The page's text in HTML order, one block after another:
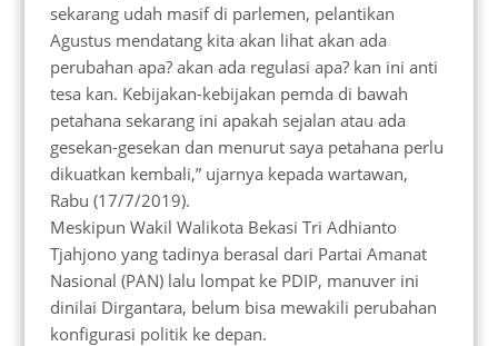
sekarang udah masif di parlemen, pelantikan
Agustus mendatang kita akan lihat akan ada
perubahan apa? akan ada regulasi apa? kan ini anti
tesa kan. Kebijakan-kebijakan pemda di bawah
petahana sekarang ini apakah sejalan atau ada
gesekan-gesekan dan menurut saya petahana perlu
dikuatkan kembali,” ujarnya kepada wartawan,
Rabu (17/7/2019).
Meskipun Wakil Walikota Bekasi Tri Adhianto
Tjahjono yang tadinya berasal dari Partai Amanat
Nasional (PAN) lalu lompat ke PDIP, manuver ini
dinilai Dirgantara, belum bisa mewakili perubahan
konfigurasi politik ke depan.